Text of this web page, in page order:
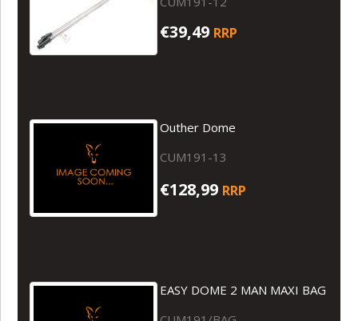
€39,49 RRP
Outher Dome
CUM191-13
€128,99 RRP
EASY DOME 2 MAN MAXI BAG